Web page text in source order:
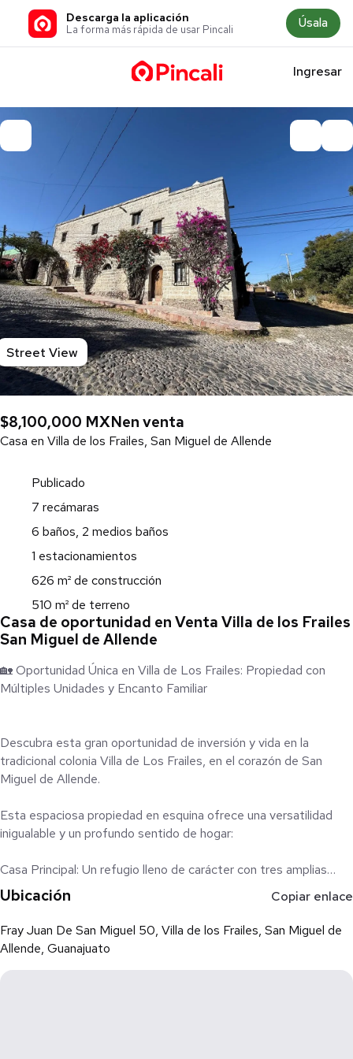
Descarga la aplicación
La forma más rápida de usar Pincali Úsala
Ingresar
Street View
$8,100,000 MXNen venta
Casa en Villa de los Frailes, San Miguel de Allende
Publicado
7 recámaras
6 baños, 2 medios baños
1 estacionamientos
626 m² de construcción
510 m² de terreno
Casa de oportunidad en Venta Villa de los Frailes
San Miguel de Allende
🏡 Oportunidad Única en Villa de Los Frailes: Propiedad con
Múltiples Unidades y Encanto Familiar
Descubra esta gran oportunidad de inversión y vida en la
tradicional colonia Villa de Los Frailes, en el corazón de San
Miguel de Allende.
Esta espaciosa propiedad en esquina ofrece una versatilidad
inigualable y un profundo sentido de hogar:
Casa Principal: Un refugio lleno de carácter con tres amplias
habitaciones, impresionantes bóvedas catalanas que añaden
altura y distinción, y generosos espacios sociales.
Exteriores: Disfrute de un amplio patio/jardín, ideal para el
entretenimiento, la jardinería o simplemente para relajarse al aire
Ubicación Copiar enlace
Fray Juan De San Miguel 50, Villa de los Frailes, San Miguel de
Allende, Guanajuato